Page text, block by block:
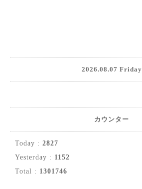
2026.08.07 Friday
カウンター
Today : 2827
Yesterday : 1152
Total : 1301746